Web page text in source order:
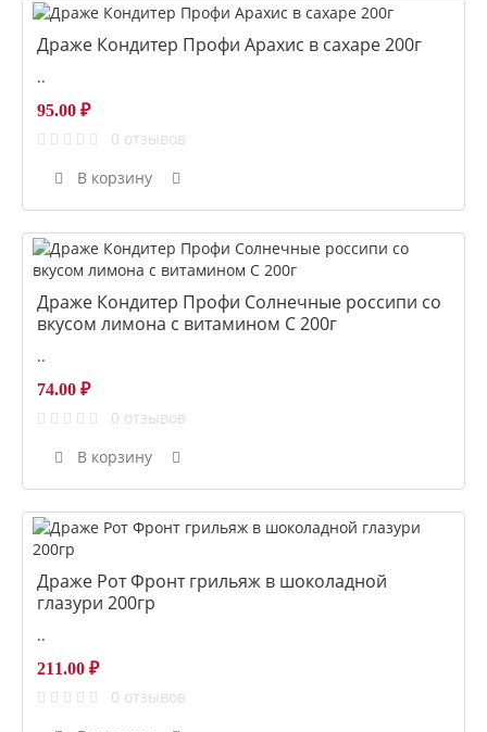
Драже Кондитер Профи Арахис в сахаре 200г
..
95.00 ₽
0 отзывов
В корзину
Драже Кондитер Профи Солнечные россипи со
вкусом лимона с витамином С 200г
..
74.00 ₽
0 отзывов
В корзину
Драже Рот Фронт грильяж в шоколадной
глазури 200гр
..
211.00 ₽
0 отзывов